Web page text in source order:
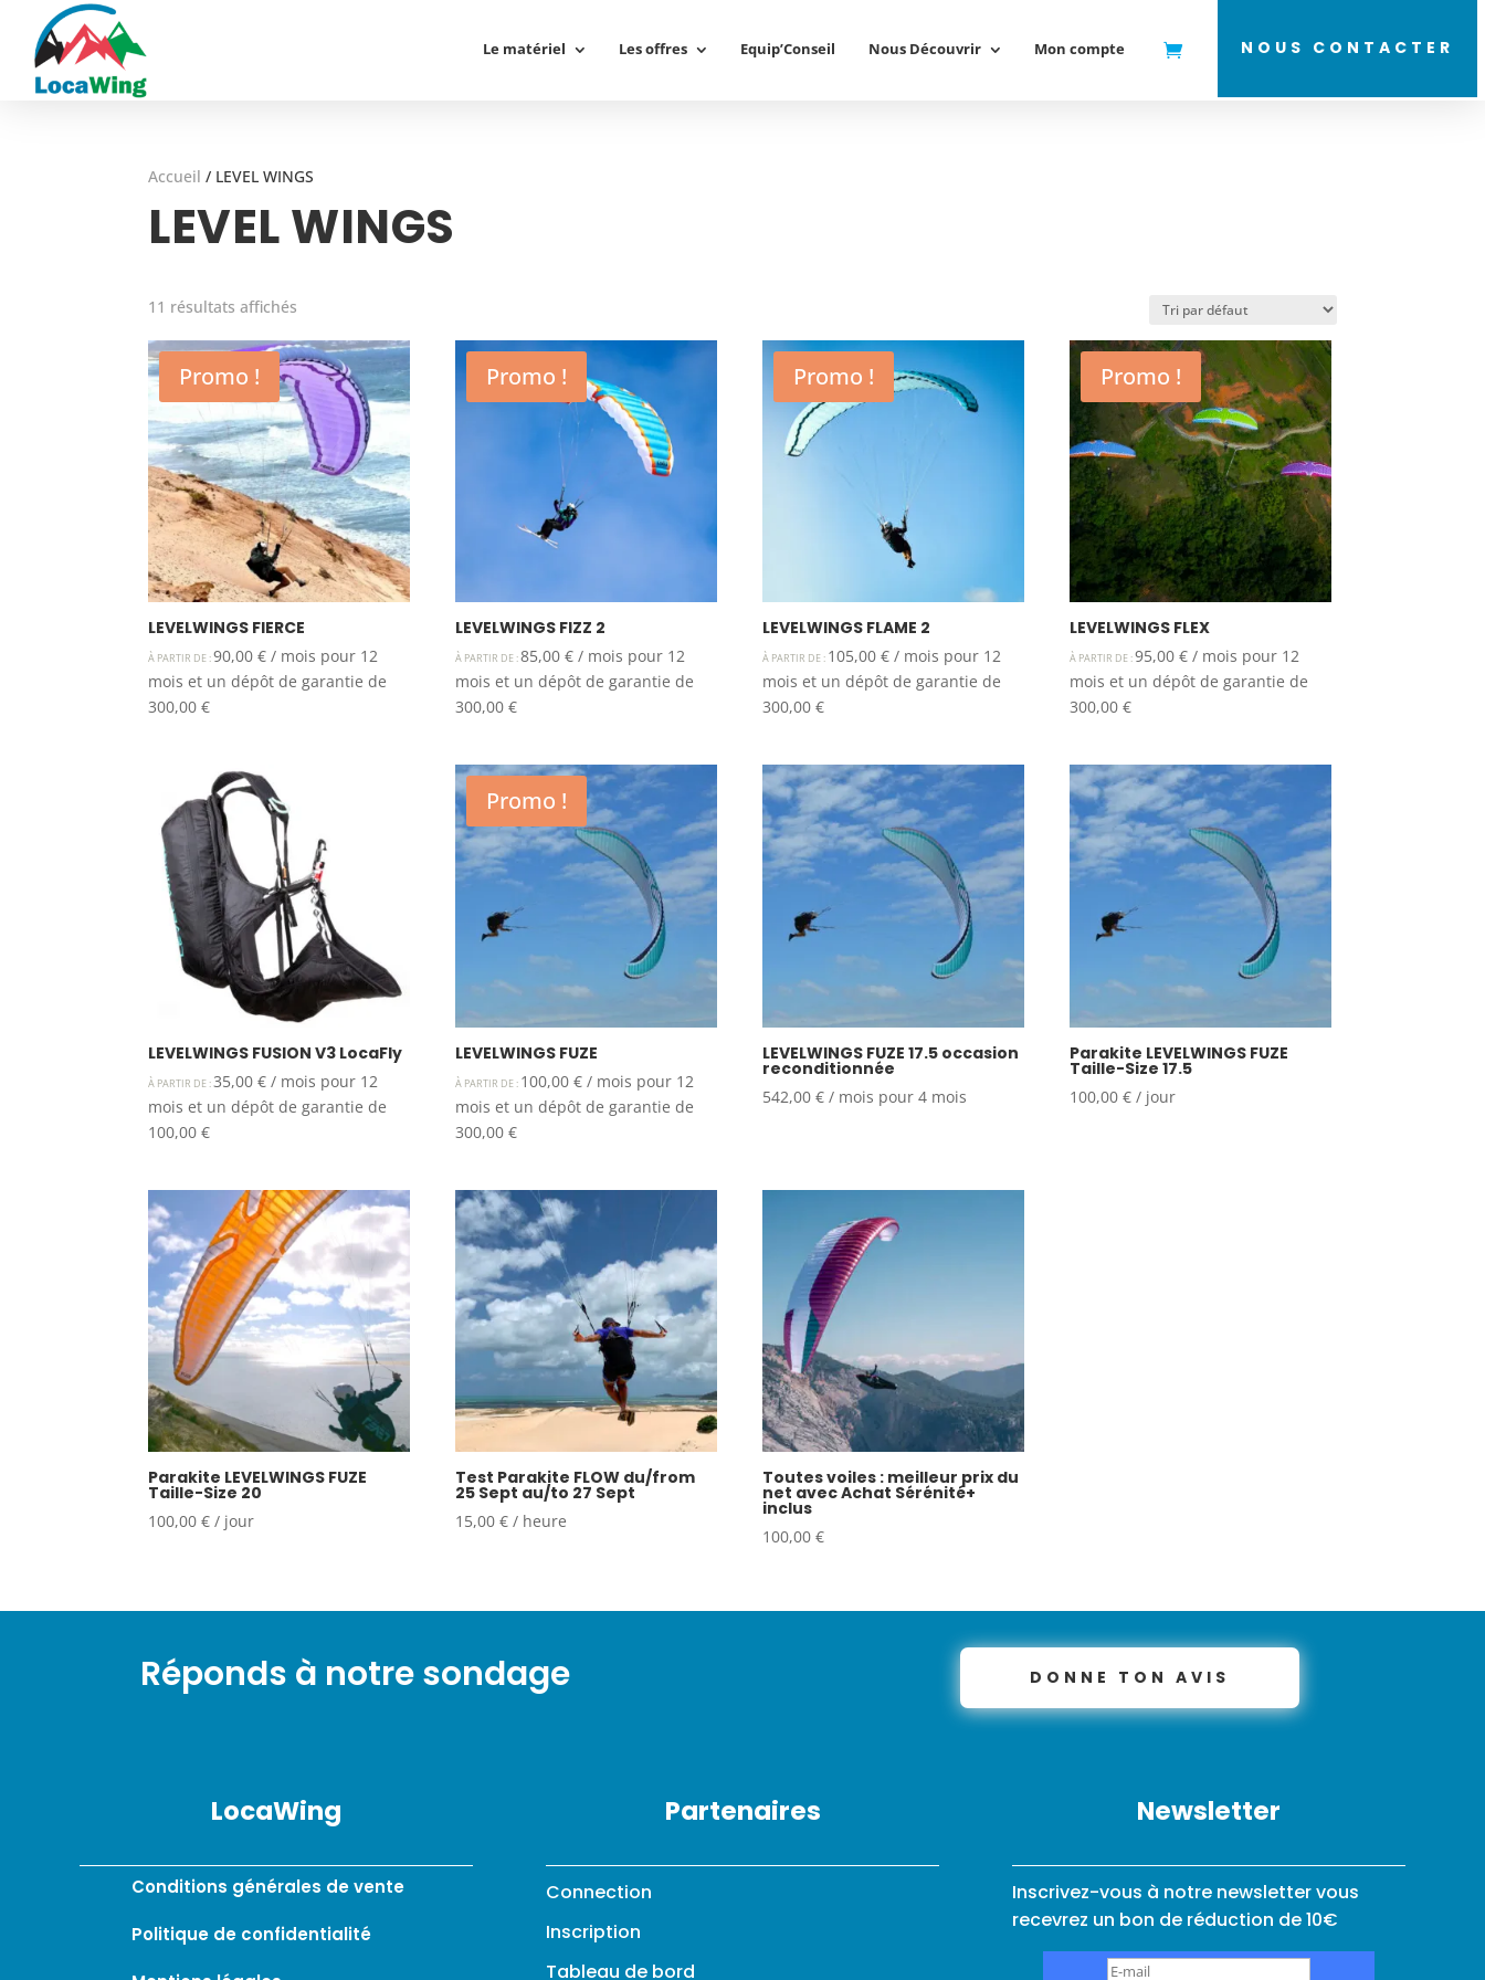
NOUS CONTACTER
Le matériel Les offres Equip’Conseil Nous Découvrir Mon compte
Accueil / LEVEL WINGS
LEVEL WINGS
11 résultats affichés
Promo !
LEVELWINGS FIERCE
À PARTIR DE :90,00€ / mois pour 12
mois et un dépôt de garantie de
300,00€
Promo !
LEVELWINGS FIZZ 2
À PARTIR DE :85,00€ / mois pour 12
mois et un dépôt de garantie de
300,00€
Promo !
LEVELWINGS FLAME 2
À PARTIR DE : 105,00€ / mois pour 12
mois et un dépôt de garantie de
300,00€
Promo !
LEVELWINGS FLEX
À PARTIR DE :95,00€ / mois pour 12
mois et un dépôt de garantie de
300,00€
LEVELWINGS FUSION V3 LocaFly
À PARTIR DE :35,00€ / mois pour 12
mois et un dépôt de garantie de
100,00€
Promo !
LEVELWINGS FUZE
À PARTIR DE : 100,00€ / mois pour 12
mois et un dépôt de garantie de
300,00€
LEVELWINGS FUZE 17.5 occasion
reconditionnée
542,00€ / mois pour 4 mois
Parakite LEVELWINGS FUZE
Taille-Size 17.5
100,00€ / jour
Parakite LEVELWINGS FUZE
Taille-Size 20
100,00€ / jour
Test Parakite FLOW du/from
25 Sept au/to 27 Sept
15,00€ / heure
Toutes voiles : meilleur prix du
net avec Achat Sérénité+
inclus
100,00€
Réponds à notre sondage DONNE TON AVIS
LocaWing
Conditions générales de vente
Politique de confidentialité
Partenaires
Connection
Inscription
Tableau de bord
Newsletter
Inscrivez-vous à notre newsletter vous
recevrez un bon de réduction de 10€